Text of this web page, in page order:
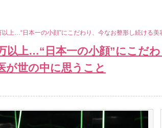
上…“日本一の小顔”にこだわり、今なお整形し続ける美
以上…“日本一の小顔”にこだ
が世の中に思うこと